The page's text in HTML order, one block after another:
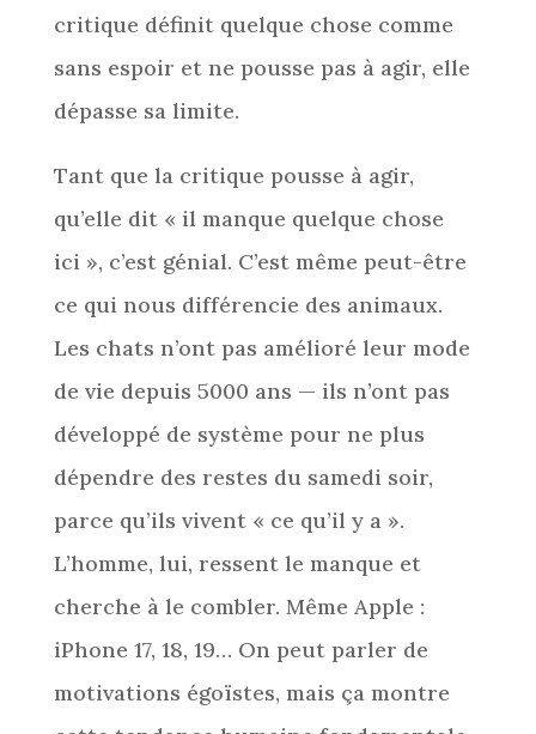
critique définit quelque chose comme
sans espoir et ne pousse pas à agir, elle
dépasse sa limite.
Tant que la critique pousse à agir,
qu’elle dit « il manque quelque chose
ici », c’est génial. C’est même peut-être
ce qui nous différencie des animaux.
Les chats n’ont pas amélioré leur mode
de vie depuis 5000 ans — ils n’ont pas
développé de système pour ne plus
dépendre des restes du samedi soir,
parce qu’ils vivent « ce qu’il y a ».
L’homme, lui, ressent le manque et
cherche à le combler. Même Apple :
iPhone 17, 18, 19… On peut parler de
motivations égoïstes, mais ça montre